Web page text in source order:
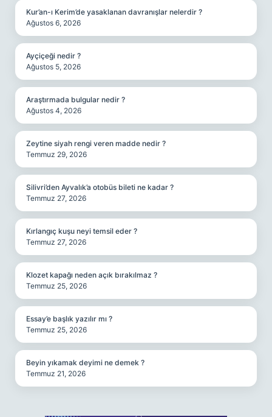
Kur’an-ı Kerim’de yasaklanan davranışlar nelerdir ?
Ağustos 6, 2026
Ayçiçeği nedir ?
Ağustos 5, 2026
Araştırmada bulgular nedir ?
Ağustos 4, 2026
Zeytine siyah rengi veren madde nedir ?
Temmuz 29, 2026
Silivri’den Ayvalık’a otobüs bileti ne kadar ?
Temmuz 27, 2026
Kırlangıç kuşu neyi temsil eder ?
Temmuz 27, 2026
Klozet kapağı neden açık bırakılmaz ?
Temmuz 25, 2026
Essay’e başlık yazılır mı ?
Temmuz 25, 2026
Beyin yıkamak deyimi ne demek ?
Temmuz 21, 2026